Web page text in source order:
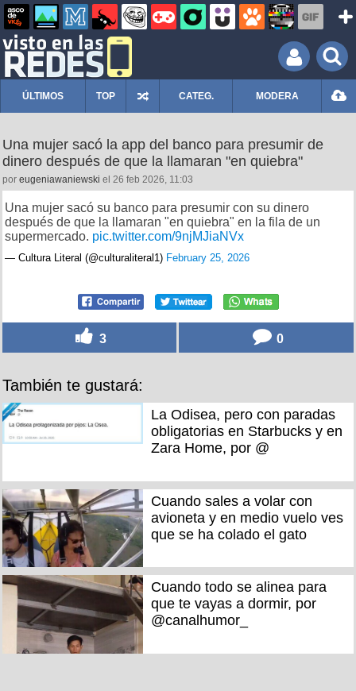
ÚLTIMOS TOP CATEG. MODERA
Una mujer sacó la app del banco para presumir de
dinero después de que la llamaran "en quiebra"
por eugeniawaniewski el 26 feb 2026, 11:03
Una mujer sacó su banco para presumir con su dinero
después de que la llamaran "en quiebra" en la fila de un
supermercado. pic.twitter.com/9njMJiaNVx
— Cultura Literal (@culturaliteral1) February 25, 2026
3 0
También te gustará:
La Odisea, pero con paradas
obligatorias en Starbucks y en
Zara Home, por @
Cuando sales a volar con
avioneta y en medio vuelo ves
que se ha colado el gato
Cuando todo se alinea para
que te vayas a dormir, por
@canalhumor_